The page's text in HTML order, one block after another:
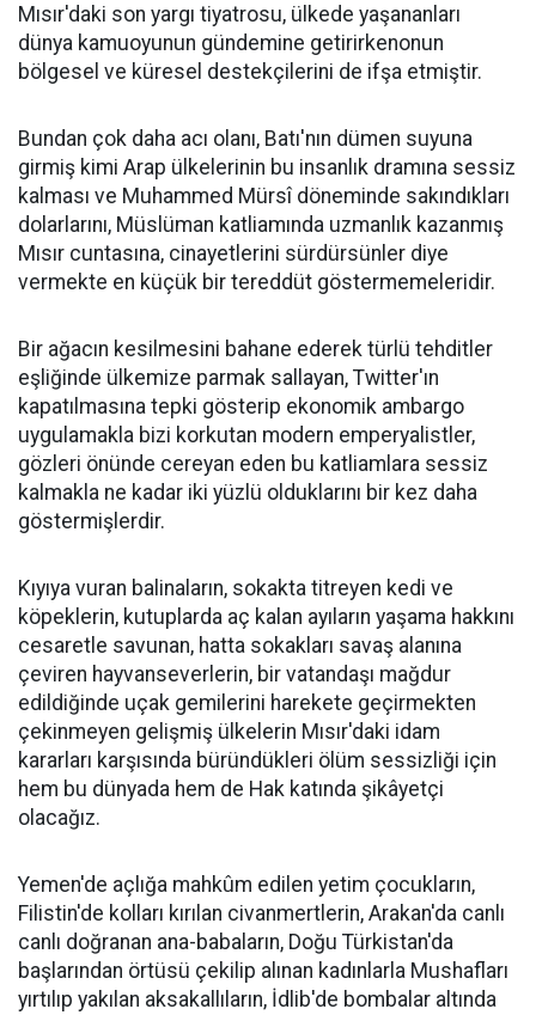
Mısır'daki son yargı tiyatrosu, ülkede yaşananları
dünya kamuoyunun gündemine getirirkenonun
bölgesel ve küresel destekçilerini de ifşa etmiştir.
Bundan çok daha acı olanı, Batı'nın dümen suyuna
girmiş kimi Arap ülkelerinin bu insanlık dramına sessiz
kalması ve Muhammed Mürsî döneminde sakındıkları
dolarlarını, Müslüman katliamında uzmanlık kazanmış
Mısır cuntasına, cinayetlerini sürdürsünler diye
vermekte en küçük bir tereddüt göstermemeleridir.
Bir ağacın kesilmesini bahane ederek türlü tehditler
eşliğinde ülkemize parmak sallayan, Twitter'ın
kapatılmasına tepki gösterip ekonomik ambargo
uygulamakla bizi korkutan modern emperyalistler,
gözleri önünde cereyan eden bu katliamlara sessiz
kalmakla ne kadar iki yüzlü olduklarını bir kez daha
göstermişlerdir.
Kıyıya vuran balinaların, sokakta titreyen kedi ve
köpeklerin, kutuplarda aç kalan ayıların yaşama hakkını
cesaretle savunan, hatta sokakları savaş alanına
çeviren hayvanseverlerin, bir vatandaşı mağdur
edildiğinde uçak gemilerini harekete geçirmekten
çekinmeyen gelişmiş ülkelerin Mısır'daki idam
kararları karşısında büründükleri ölüm sessizliği için
hem bu dünyada hem de Hak katında şikâyetçi
olacağız.
Yemen'de açlığa mahkûm edilen yetim çocukların,
Filistin'de kolları kırılan civanmertlerin, Arakan'da canlı
canlı doğranan ana-babaların, Doğu Türkistan'da
başlarından örtüsü çekilip alınan kadınlarla Mushafları
yırtılıp yakılan aksakallıların, İdlib'de bombalar altında